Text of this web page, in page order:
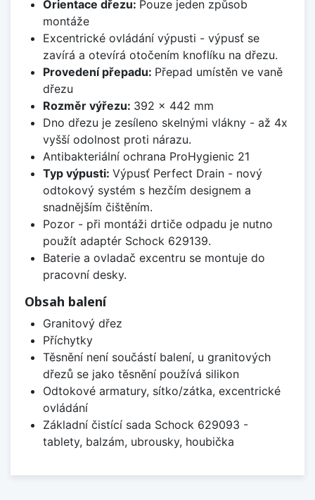
Orientace dřezu: Pouze jeden způsob
montáže
Excentrické ovládání výpusti - výpusť se
zavírá a otevírá otočením knoflíku na dřezu.
Provedení přepadu: Přepad umístěn ve vaně
dřezu
Rozměr výřezu: 392 x 442 mm
Dno dřezu je zesíleno skelnými vlákny - až 4x
vyšší odolnost proti nárazu.
Antibakteriální ochrana ProHygienic 21
Typ výpusti: Výpusť Perfect Drain - nový
odtokový systém s hezčím designem a
snadnějším čištěním.
Pozor - při montáži drtiče odpadu je nutno
použít adaptér Schock 629139.
Baterie a ovladač excentru se montuje do
pracovní desky.
Obsah balení
Granitový dřez
Příchytky
Těsnění není součástí balení, u granitových
dřezů se jako těsnění používá silikon
Odtokové armatury, sítko/zátka, excentrické
ovládání
Základní čistící sada Schock 629093 -
tablety, balzám, ubrousky, houbička